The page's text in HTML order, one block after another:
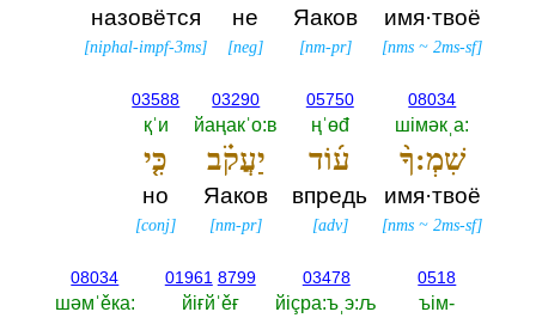
имя·твоё
[nms ~2ms-sf]
Яаков
[nm-pr]
не
[neg]
назовётся
[niphal-impf-3ms]
08034
шiмәкˌа:‎
שִׁמְ:ךָ֨
имя·твоё
[nms ~2ms-sf]
05750
ңˈөđ
ע֜וֹד
впредь
[adv]
03290
йаңакˈо:в
יַעֲקֹ֗ב
Яаков
[nm-pr]
03588
қˈи
כִּ֤י
но
[conj]
0518
ъiм-‎
03478
йiçра:ъˌэ:љ
01961 8799
йiғйˈěғ
08034
шәмˈěка:‎